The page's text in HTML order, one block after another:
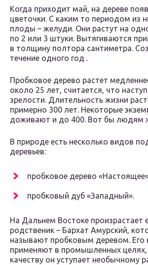
Когда приходит май, на дереве
цветочки. С каким то периодом из
плоды – желуди. Они растут на
по 2 или 3 штуки. Вытягиваются
в толщину полтора сантиметра.
течение одного год .
Пробковое дерево растет
около 25 лет, считается, что
зрелости. Длительность жизни
примерно 300 лет. Некоторые
доживают и до 400. Вот бы людям
В природе есть несколько видов
деревьев:
пробковое дерево
пробковый дуб «Западный».
На Дальнем Востоке произрастает
родственик – Бархат Амурский,
называют пробковым деревом. Его
применяют в промышленных
качеству он уступает необычному